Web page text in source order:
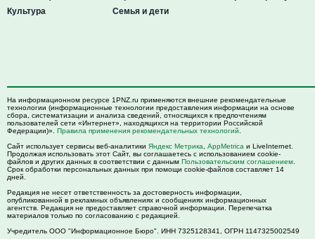
Культура
Семья и дети
На информационном ресурсе 1PNZ.ru применяются внешние рекомендательные
технологии (информационные технологии предоставления информации на основе
сбора, систематизации и анализа сведений, относящихся к предпочтениям
пользователей сети «Интернет», находящихся на территории Российской
Федерации)». Правила применения рекомендательных технологий
Сайт использует сервисы веб-аналитики Яндекс Метрика AppMetrica и LiveInternet.
Продолжая использовать этот Сайт, вы соглашаетесь с использованием cookie-
файлов и других данных в соответствии с данным Пользовательским соглашением
Срок обработки персональных данных при помощи cookie-файлов составляет 14
дней.
Редакция не несет ответственность за достоверность информации,
опубликованной в рекламных объявлениях и сообщениях информационных
агентств. Редакция не предоставляет справочной информации. Перепечатка
материалов только по согласованию с редакцией.
Учредитель ООО "Информационное Бюро". ИНН 7325128341, ОГРН 1147325002549